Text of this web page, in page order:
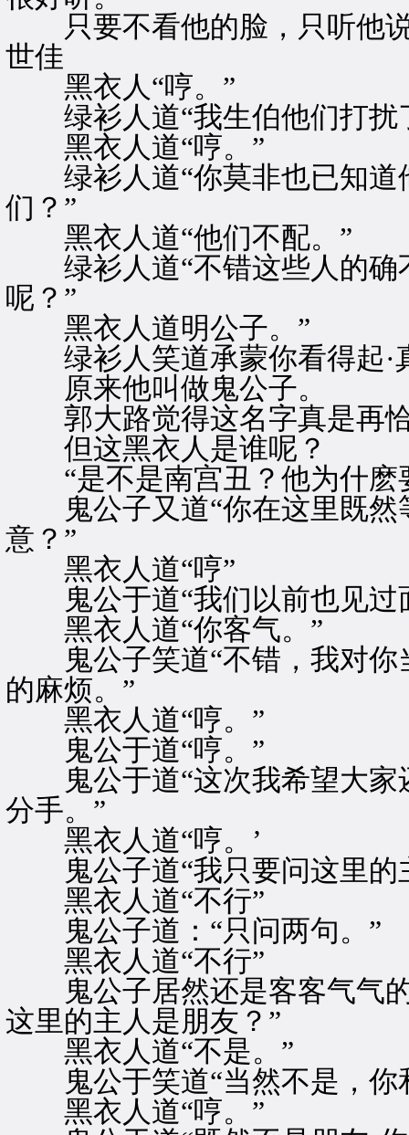
只要不看他的脸，只听他说
世佳
黑衣人“哼。”
绿衫人道“我生伯他们打扰
黑衣人道“哼。”
绿衫人道“你莫非也已知道
们？”
黑衣人道“他们不配。”
绿衫人道“不错这些人的确
呢？”
黑衣人道明公子。”
绿衫人笑道承蒙你看得起·
原来他叫做鬼公子。
郭大路觉得这名字真是再
但这黑衣人是谁呢？
“是不是南宫丑？他为什麽
鬼公子又道“你在这里既然
意？”
黑衣人道“哼”
鬼公于道“我们以前也见过
黑衣人道“你客气。”
鬼公子笑道“不错，我对你
的麻烦。”
黑衣人道“哼。”
鬼公于道“哼。”
鬼公于道“这次我希望大家
分手。”
黑衣人道“哼。’
鬼公子道“我只要问这里的
黑衣人道“不行”
鬼公子道：“只问两句。”
黑衣人道“不行”
鬼公子居然还是客客气气的
这里的主人是朋友？”
黑衣人道“不是。”
鬼公于笑道“当然不是，你
黑衣人道“哼。”